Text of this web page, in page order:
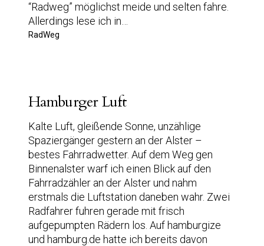
“Radweg” möglichst meide und selten fahre.
Allerdings lese ich in…
RadWeg
Hamburger Luft
Kalte Luft, gleißende Sonne, unzählige
Spaziergänger gestern an der Alster –
bestes Fahrradwetter. Auf dem Weg gen
Binnenalster warf ich einen Blick auf den
Fahrradzähler an der Alster und nahm
erstmals die Luftstation daneben wahr. Zwei
Radfahrer fuhren gerade mit frisch
aufgepumpten Rädern los. Auf hamburgize
und hamburg.de hatte ich bereits davon